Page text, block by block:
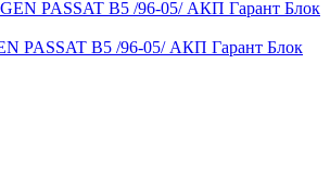
PASSAT B5 /96-05/ АКП Гарант Блок